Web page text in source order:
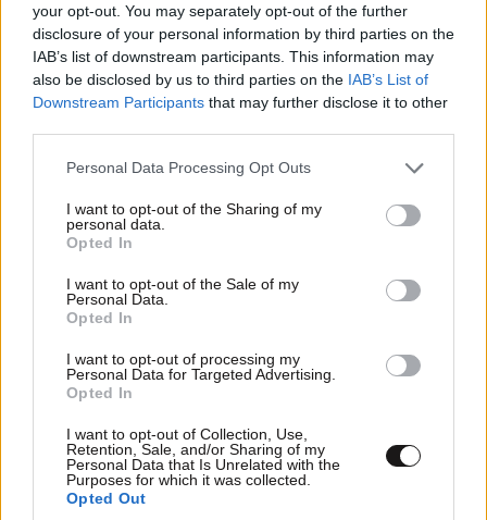
your opt-out. You may separately opt-out of the further
disclosure of your personal information by third parties on the
IAB’s list of downstream participants. This information may
also be disclosed by us to third parties on the IAB’s List of
Downstream Participants that may further disclose it to other
Please note that this website/app uses one or more Google
not limited to your visit or usage behaviour. You may click to
grant or deny consent to Google and its third-party tags to
use your data for below specified purposes in below Google
consent section.
Personal Data Processing Opt Outs
I want to opt-out of the Sharing of my
personal data.
Opted In
I want to opt-out of the Sale of my
Personal Data.
Opted In
I want to opt-out of processing my
Personal Data for Targeted Advertising.
Opted In
I want to opt-out of Collection, Use,
Retention, Sale, and/or Sharing of my
Personal Data that Is Unrelated with the
Purposes for which it was collected.
Opted Out
Ο απόλυτος σύμμαχος στην
αποτοξίνωση & την ορμονική
Πες μου πότε γεννήθηκες και
40 ημέρες, 33 δράσεις, 4.000+